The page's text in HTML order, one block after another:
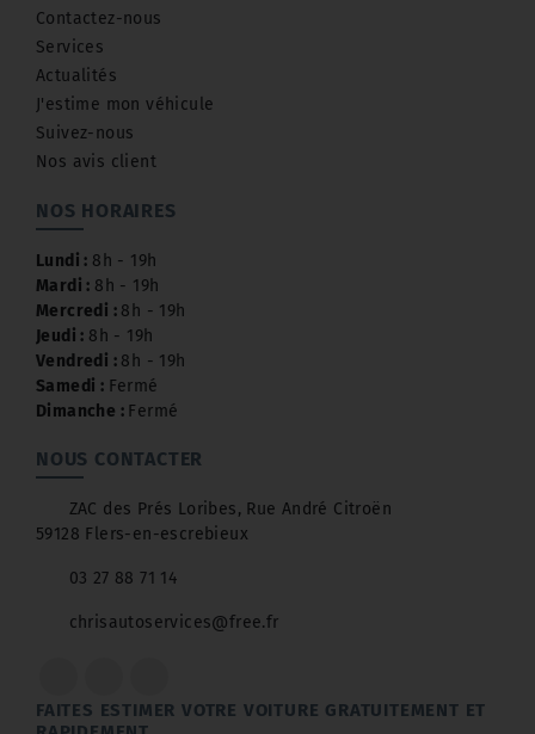
Contactez-nous
Services
Actualités
J'estime mon véhicule
Suivez-nous
Nos avis client
NOS HORAIRES
Lundi : 8h - 19h
Mardi : 8h - 19h
Mercredi : 8h - 19h
Jeudi : 8h - 19h
Vendredi : 8h - 19h
Samedi : Fermé
Dimanche : Fermé
NOUS CONTACTER
ZAC des Prés Loribes, Rue André Citroën
59128 Flers-en-escrebieux
03 27 88 71 14
chrisautoservices@free.fr
FAITES ESTIMER VOTRE VOITURE GRATUITEMENT ET